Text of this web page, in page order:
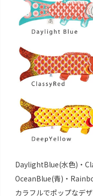
DaylightBlue(水色)・
OceanBlue(青)・
カラフルでポップなデ